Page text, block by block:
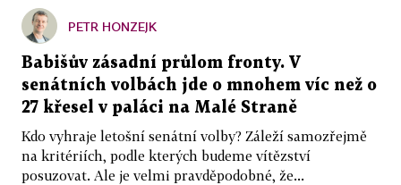
PETR HONZEJK
Babišův zásadní průlom fronty. V
senátních volbách jde o mnohem víc než o
27 křesel v paláci na Malé Straně
Kdo vyhraje letošní senátní volby? Záleží samozřejmě
na kritériích, podle kterých budeme vítězství
posuzovat. Ale je velmi pravděpodobné, že...